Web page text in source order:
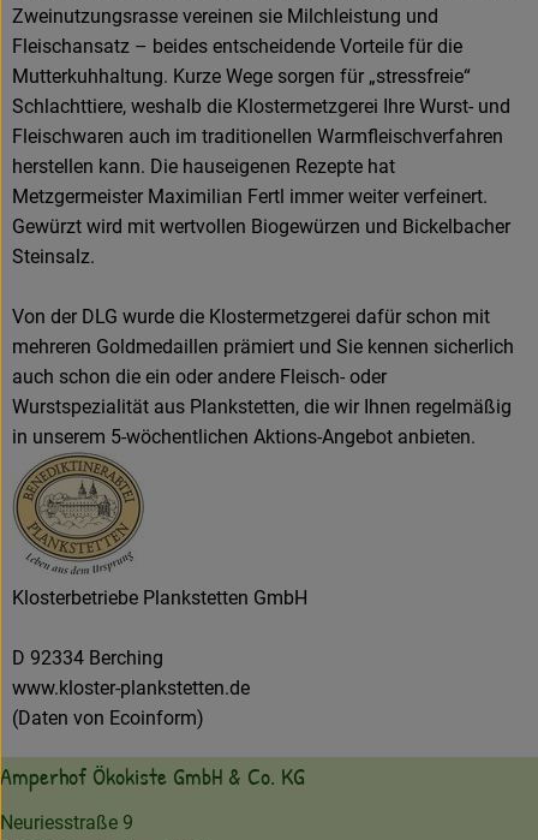
Zweinutzungsrasse vereinen sie Milchleistung und
Fleischansatz – beides entscheidende Vorteile für die
Mutterkuhhaltung. Kurze Wege sorgen für „stressfreie“
Schlachttiere, weshalb die Klostermetzgerei Ihre Wurst- und
Fleischwaren auch im traditionellen Warmfleischverfahren
herstellen kann. Die hauseigenen Rezepte hat
Metzgermeister Maximilian Fertl immer weiter verfeinert.
Gewürzt wird mit wertvollen Biogewürzen und Bickelbacher
Steinsalz.
Von der DLG wurde die Klostermetzgerei dafür schon mit
mehreren Goldmedaillen prämiert und Sie kennen sicherlich
auch schon die ein oder andere Fleisch- oder
Wurstspezialität aus Plankstetten, die wir Ihnen regelmäßig
in unserem 5-wöchentlichen Aktions-Angebot anbieten.
Klosterbetriebe Plankstetten GmbH
D 92334 Berching
www.kloster-plankstetten.de
(Daten von Ecoinform)
Amperhof Ökokiste GmbH & Co. KG
Neuriesstraße 9